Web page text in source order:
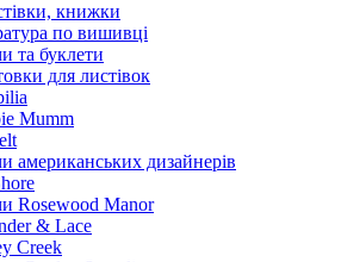
книжки
по вишивці
та буклети
для листівок
Mumm
американських дизайнерів
Rosewood Manor
& Lace
Creek